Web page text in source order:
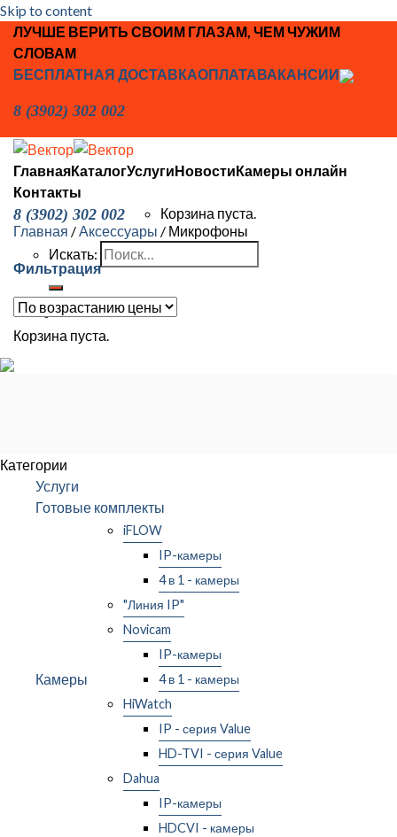
Skip to content
ЛУЧШЕ ВЕРИТЬ СВОИМ ГЛАЗАМ, ЧЕМ ЧУЖИМ
СЛОВАМ
БЕСПЛАТНАЯ ДОСТАВКАОПЛАТАВАКАНСИИ
8 (3902) 302 002
ГлавнаяКаталогУслугиНовостиКамеры онлайн
Контакты
8 (3902) 302 002 Корзина пуста.
Искать:
Корзина
Корзина пуста.
Главная /Аксессуары / Микрофоны
Фильтрация
Категории
Услуги
Готовые комплекты
Камеры
iFLOW
IP-камеры
4 в 1 - камеры
"Линия IP"
Novicam
IP-камеры
4 в 1 - камеры
HiWatch
IP - серия Value
HD-TVI - серия Value
Dahua
IP-камеры
HDCVI - камеры